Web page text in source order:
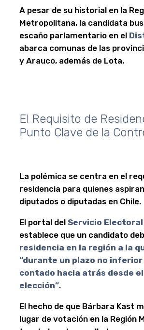
A pesar de su historial en la
Metropolitana, la candidata
escaño parlamentario en el
abarca comunas de las
y Arauco, además de Lota.
El Requisito de
Punto Clave de la
La polémica se centra en el
residencia para quienes
diputados o diputadas en Chile.
El portal del Servicio
establece que un candidato
residencia en la región a la
“durante un plazo no inferior
contado hacia atrás desde
elección”.
El hecho de que Bárbara Kast
lugar de votación en la Región